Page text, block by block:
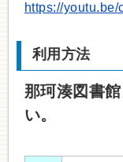
https://youtu.be/
利用方法
那珂湊図書
い。